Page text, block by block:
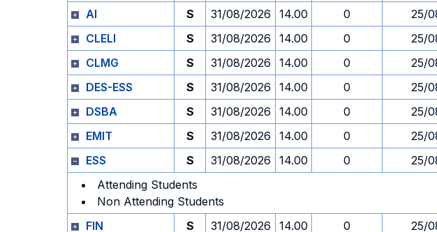
AI
S 31/08/2026 14.00 0
25/
CLELI
S 31/08/2026 14.00 0
25/
CLMG
S 31/08/2026 14.00 0
25/
DES-ESS
S 31/08/2026 14.00 0
25/
DSBA
S 31/08/2026 14.00 0
25/
EMIT
S 31/08/2026 14.00 0
25/
ESS
S 31/08/2026 14.00 0
25/
Attending Students
Non Attending Students
FIN
S 31/08/2026 14.00 0
25/